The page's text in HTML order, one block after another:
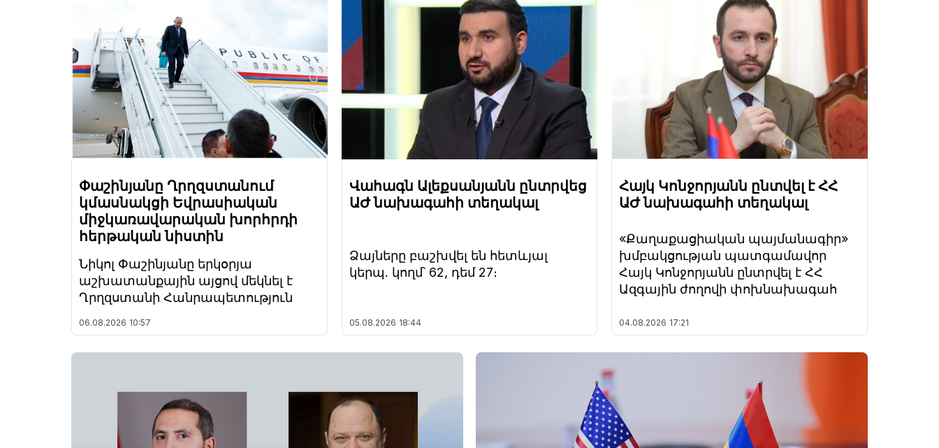
Փաշինյանը Ղրղզստանում
կմասնակցի Եվրասիական
միջկառավարական խորհրդի
հերթական նիստին
Նիկոլ Փաշինյանը երկօրյա
աշխատանքային այցով մեկնել է
Ղրղզստանի Հանրապետություն
06.08.2026 10:57
Վահագն Ալեքսանյանն ընտրվեց
ԱԺ նախագահի տեղակալ
Ձայները բաշխվել են հետևյալ
կերպ. կողմ՝ 62, դեմ 27։
05.08.2026 18:44
Հայկ Կոնջորյանն ընտվել է ՀՀ
ԱԺ նախագահի տեղակալ
«Քաղաքացիական պայմանագիր»
խմբակցության պատգամավոր
Հայկ Կոնջորյանն ընտրվել է ՀՀ
Ազգային ժողովի փոխնախագահ
04.08.2026 17:21